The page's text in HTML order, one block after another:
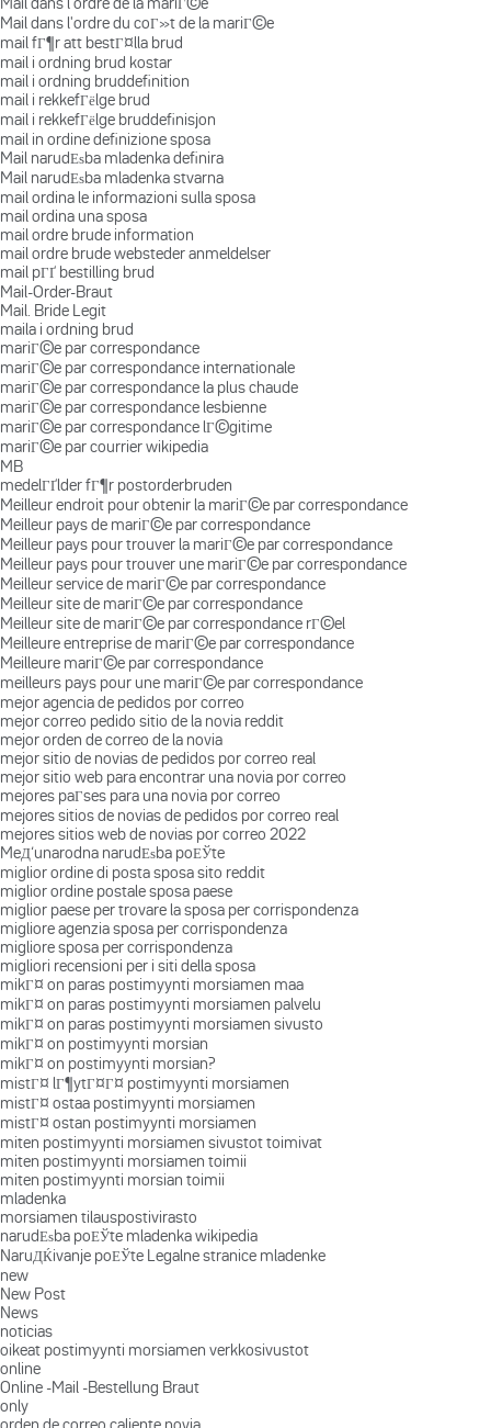
Mail dans l'ordre du coГ»t de la mariГ©e
mail fГ¶r att bestГ¤lla brud
mail i ordning brud kostar
mail i ordning bruddefinition
mail i rekkefГёlge brud
mail i rekkefГёlge bruddefinisjon
mail in ordine definizione sposa
Mail narudЕѕba mladenka definira
Mail narudЕѕba mladenka stvarna
mail ordina le informazioni sulla sposa
mail ordina una sposa
mail ordre brude information
mail ordre brude websteder anmeldelser
mail pГҐ bestilling brud
Mail-Order-Braut
Mail. Bride Legit
maila i ordning brud
mariГ©e par correspondance
mariГ©e par correspondance internationale
mariГ©e par correspondance la plus chaude
mariГ©e par correspondance lesbienne
mariГ©e par correspondance lГ©gitime
mariГ©e par courrier wikipedia
MB
medelГҐlder fГ¶r postorderbruden
Meilleur endroit pour obtenir la mariГ©e par correspondance
Meilleur pays de mariГ©e par correspondance
Meilleur pays pour trouver la mariГ©e par correspondance
Meilleur pays pour trouver une mariГ©e par correspondance
Meilleur service de mariГ©e par correspondance
Meilleur site de mariГ©e par correspondance
Meilleur site de mariГ©e par correspondance rГ©el
Meilleure entreprise de mariГ©e par correspondance
Meilleure mariГ©e par correspondance
meilleurs pays pour une mariГ©e par correspondance
mejor agencia de pedidos por correo
mejor correo pedido sitio de la novia reddit
mejor orden de correo de la novia
mejor sitio de novias de pedidos por correo real
mejor sitio web para encontrar una novia por correo
mejores paГ­ses para una novia por correo
mejores sitios de novias de pedidos por correo real
mejores sitios web de novias por correo 2022
MeД‘unarodna narudЕѕba poЕЎte
miglior ordine di posta sposa sito reddit
miglior ordine postale sposa paese
miglior paese per trovare la sposa per corrispondenza
migliore agenzia sposa per corrispondenza
migliore sposa per corrispondenza
migliori recensioni per i siti della sposa
mikГ¤ on paras postimyynti morsiamen maa
mikГ¤ on paras postimyynti morsiamen palvelu
mikГ¤ on paras postimyynti morsiamen sivusto
mikГ¤ on postimyynti morsian
mikГ¤ on postimyynti morsian?
mistГ¤ lГ¶ytГ¤Г¤ postimyynti morsiamen
mistГ¤ ostaa postimyynti morsiamen
mistГ¤ ostan postimyynti morsiamen
miten postimyynti morsiamen sivustot toimivat
miten postimyynti morsiamen toimii
miten postimyynti morsian toimii
mladenka
morsiamen tilauspostivirasto
narudЕѕba poЕЎte mladenka wikipedia
NaruДЌivanje poЕЎte Legalne stranice mladenke
new
New Post
News
noticias
oikeat postimyynti morsiamen verkkosivustot
online
Online -Mail -Bestellung Braut
only
orden de correo caliente novia